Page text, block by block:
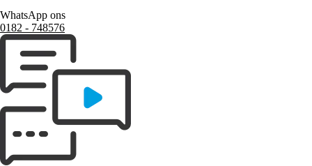
WhatsApp ons
0182 ‑ 748576